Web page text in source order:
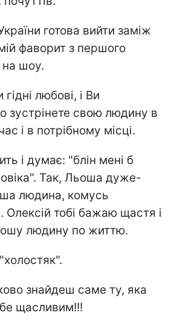
готова вийти заміж
фаворит з першого
на шоу.
любові, і Ви
зустрінете свою людину в
і в потрібному місці.
і думає: "блін мені б
Так, Льоша дуже-
людина, комусь
Олексій тобі бажаю щастя і
людину по життю.
знайдеш саме ту, яка
щасливим!!!